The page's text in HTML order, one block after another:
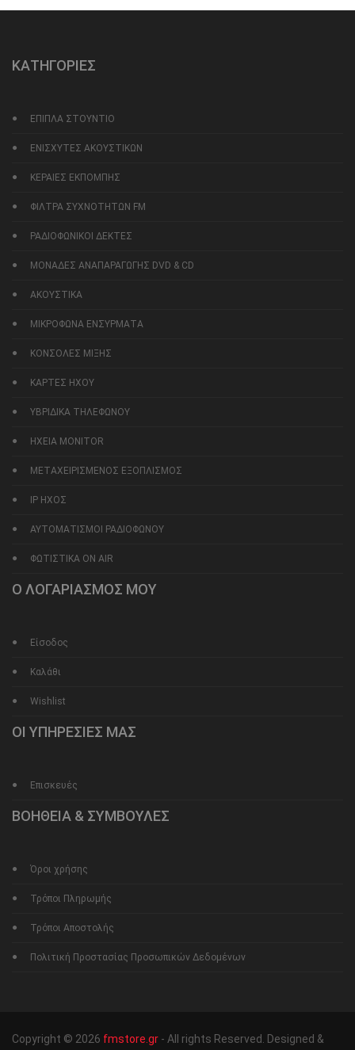
ΚΑΤΗΓΟΡΙΕΣ
ΕΠΙΠΛΑ ΣΤΟΥΝΤΙΟ
ΕΝΙΣΧΥΤΕΣ ΑΚΟΥΣΤΙΚΩΝ
ΚΕΡΑΙΕΣ ΕΚΠΟΜΠΗΣ
ΦΙΛΤΡΑ ΣΥΧΝΟΤΗΤΩΝ FM
ΡΑΔΙΟΦΩΝΙΚΟΙ ΔΕΚΤΕΣ
ΜΟΝΑΔΕΣ ΑΝΑΠΑΡΑΓΩΓΗΣ DVD & CD
ΑΚΟΥΣΤΙΚΑ
ΜΙΚΡΟΦΩΝΑ ΕΝΣΥΡΜΑΤΑ
ΚΟΝΣΟΛΕΣ ΜΙΞΗΣ
ΚΑΡΤΕΣ ΗΧΟΥ
ΥΒΡΙΔΙΚΑ ΤΗΛΕΦΩΝΟΥ
ΗΧΕΙΑ MONITOR
ΜΕΤΑΧΕΙΡΙΣΜΕΝΟΣ ΕΞΟΠΛΙΣΜΟΣ
IP ΗΧΟΣ
ΑΥΤΟΜΑΤΙΣΜΟΙ ΡΑΔΙΟΦΩΝΟΥ
ΦΩΤΙΣΤΙΚΑ ON AIR
Ο ΛΟΓΑΡΙΑΣΜΟΣ ΜΟΥ
Είσοδος
Καλάθι
Wishlist
ΟΙ ΥΠΗΡΕΣΙΕΣ ΜΑΣ
Επισκευές
ΒΟΗΘΕΙΑ & ΣΥΜΒΟΥΛΕΣ
Όροι χρήσης
Τρόποι Πληρωμής
Τρόποι Αποστολής
Πολιτική Προστασίας Προσωπικών Δεδομένων
Copyright © 2026 fmstore.gr - All rights Reserved. Designed &